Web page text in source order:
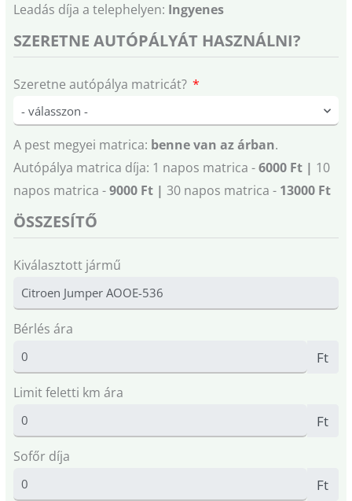
Leadás díja a telephelyen: Ingyenes
SZERETNE AUTÓPÁLYÁT HASZNÁLNI?
Szeretne autópálya matricát?
A pest megyei matrica: benne van az árban.
Autópálya matrica díja: 1 napos matrica -6000 Ft | 10
napos matrica -9000 Ft | 30 napos matrica - 13000 Ft
ÖSSZESÍTŐ
Kiválasztott jármű
Bérlés ára
Ft
Limit feletti km ára
Ft
Sofőr díja
Ft